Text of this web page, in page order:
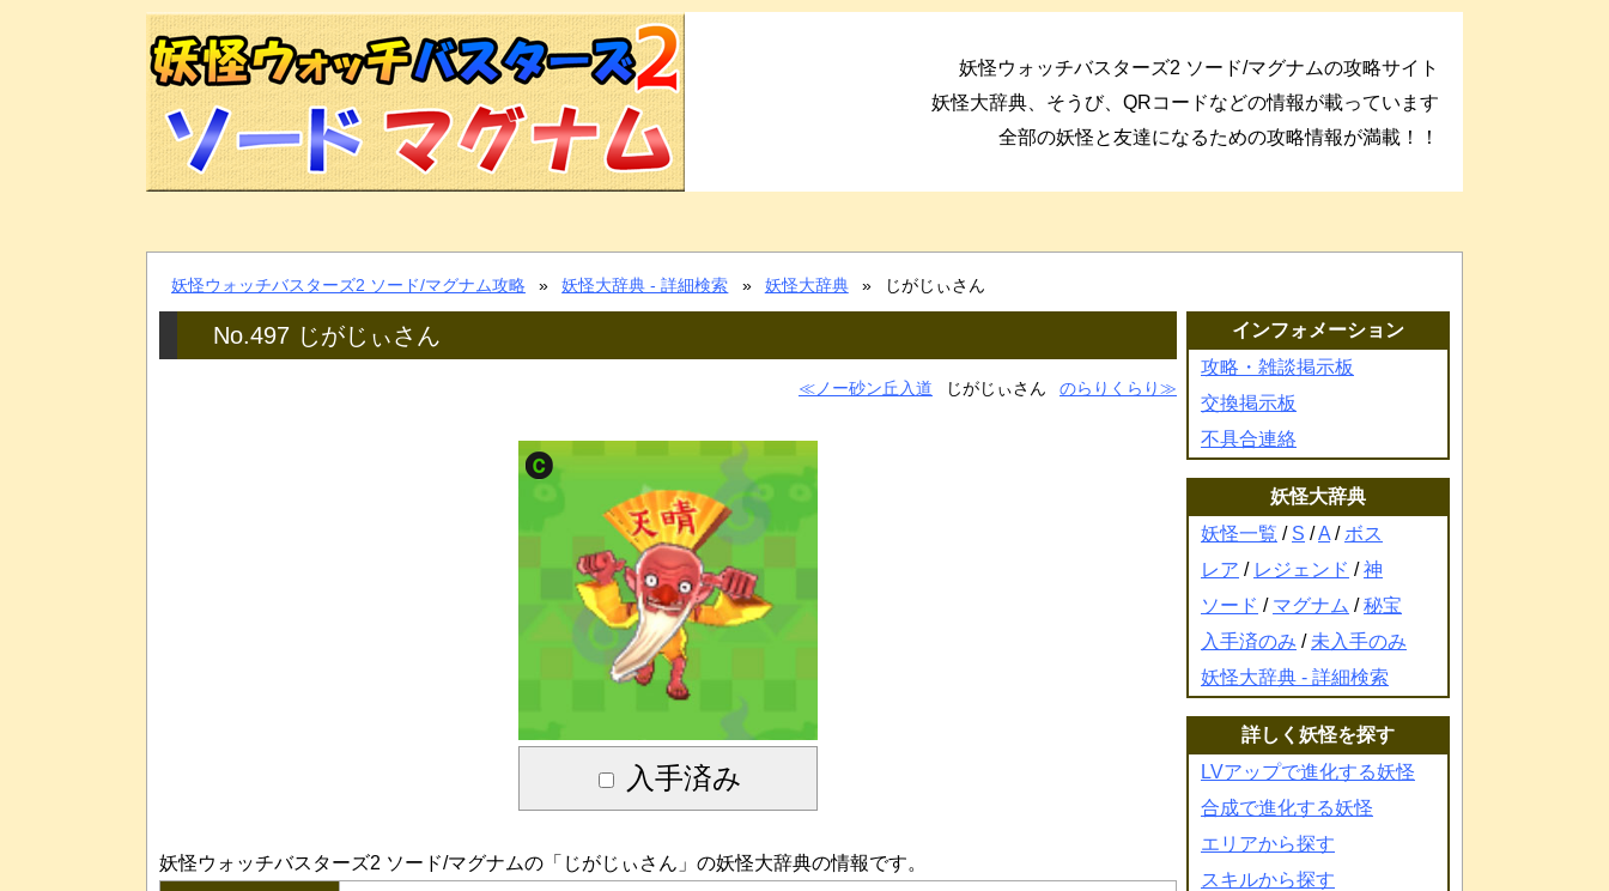
妖怪ウォッチバスターズ2 ソード/マグナムの攻略サイト
妖怪大辞典、そうび、QRコードなどの情報が載っています
全部の妖怪と友達になるための攻略情報が満載！！
妖怪ウォッチバスターズ2 ソード/マグナム攻略 妖怪大辞典 - 詳細検索 妖怪大辞典 じがじぃさん
No.497 じがじぃさん
ノー砂ン丘入道 じがじぃさん のらりくらり
入手済み
妖怪ウォッチバスターズ2 ソード/マグナムの「 じがじぃさん 」の妖怪大辞典の情報です。
インフォメーション
攻略・雑談掲示板
交換掲示板
不具合連絡
妖怪大辞典
妖怪一覧 / S /A / ボス
レア / レジェンド /神
ソード / マグナム /秘宝
入手済のみ / 未入手のみ
妖怪大辞典 - 詳細検索
詳しく妖怪を探す
LVアップで進化する妖怪
合成で進化する妖怪
エリアから探す
スキルから探す